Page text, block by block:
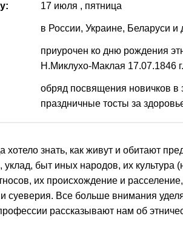
17 июля , пятница
в России, Украине, Беларуси и
приурочен ко дню рождения
Н.Миклухо-Маклая 17.07.1846 г.
обряд посвящения новичков в
праздничные тосты за
хотело знать, как живут и обитают
уклад, быт иных народов, их культура
их происхождение и
суеверия. Все больше внимания
рассказывают нам об